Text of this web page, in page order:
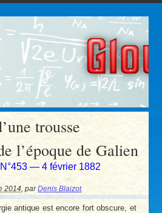
trousse
l’époque de Galien
— 4 février 1882
2014 ,parDenis Blaizot
antique est encore fort obscure, et